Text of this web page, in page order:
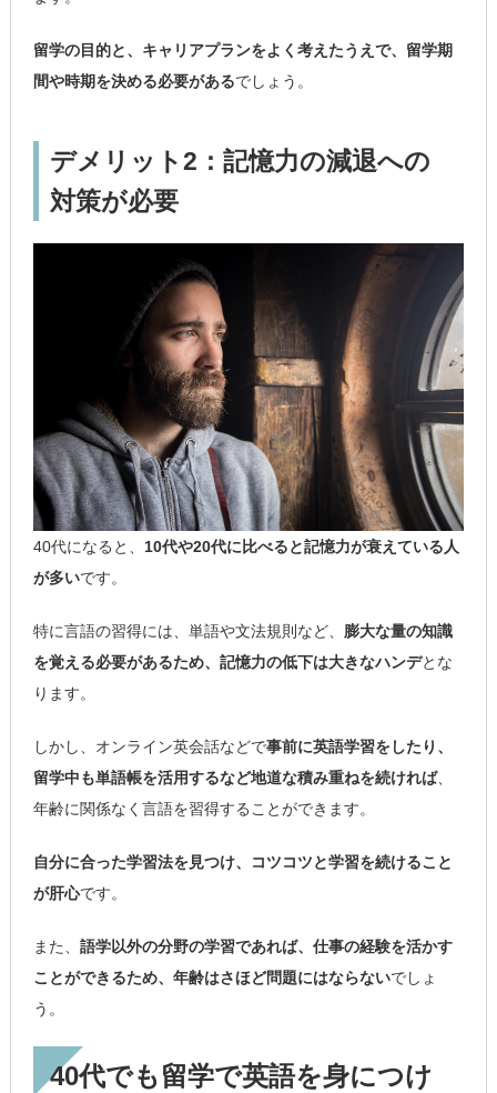
留学の目的と、キャリアプランをよく考えたうえで、留学期
間や時期を決める必要があるでしょう。
デメリット2：記憶力の減退への
対策が必要
40代になると、 10代や20代に比べると記憶力が衰えている人
が多いです。
特に言語の習得には、単語や文法規則など、 膨大な量の知識
を覚える必要があるため、記憶力の低下は大きなハンデとな
ります。
しかし、オンライン英会話などで事前に英語学習をしたり、
留学中も単語帳を活用するなど地道な積み重ねを続ければ、
年齢に関係なく言語を習得することができます。
自分に合った学習法を見つけ、コツコツと学習を続けること
が肝心です。
また、 語学以外の分野の学習であれば、仕事の経験を活かす
ことができるため、年齢はさほど問題にはならないでしょ
う。
40代でも留学で英語を身につけ